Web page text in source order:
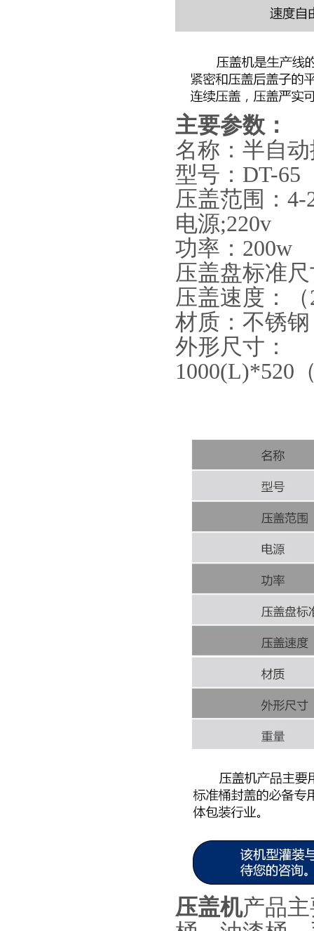
主要参数：
名称：半自
型号：DT-65
压盖范围：4-
电源;220v
功率：200w
压盖盘标准
压盖速度：
材质：不锈钢
外形尺寸：
1000(L)*520
压盖机产品